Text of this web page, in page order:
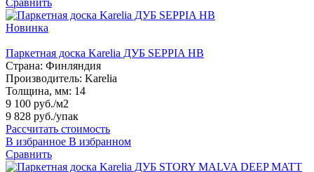
Новинка
Паркетная доска Karelia ДУБ SEPPIA HB
Страна: Финляндия
Производитель: Karelia
Толщина, мм: 14
9 100 руб./м2
9 828 руб./упак
Рассчитать стоимость
В избранное В избранном
Сравнить